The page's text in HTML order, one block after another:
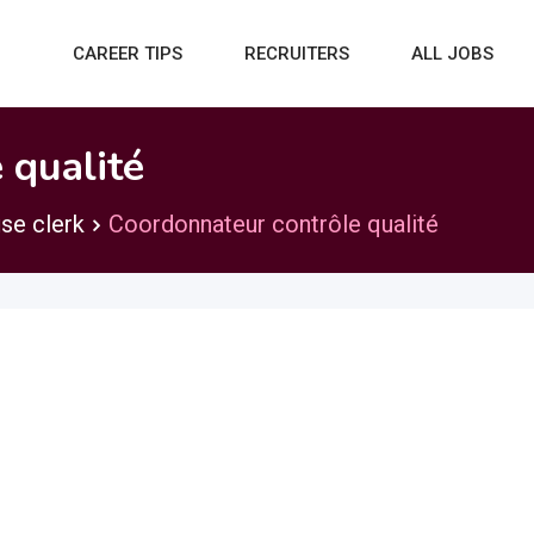
CAREER TIPS RECRUITERS ALL JOBS
qualité
clerk Coordonnateur contrôle qualité